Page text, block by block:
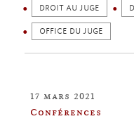
DROIT AU JUGE
OFFICE DU JUGE
17 mars 2021
Conférences